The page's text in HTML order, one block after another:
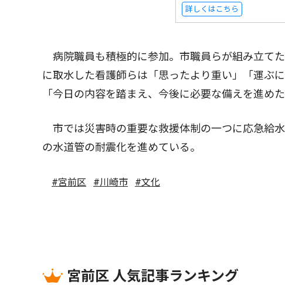
詳しくはこちら
病院職員も積極的に参加。市職員らが組み立て
に取水した看護師らは「思ったより重い」「運ぶ
「今日の内容を踏まえ、今後に必要な備えを進め
市では災害時の重要な救援体制の一つに応急給
の水道管の耐震化を進めている。
#宮前区 #川崎市 #文化
宮前区 人気記事ランキング